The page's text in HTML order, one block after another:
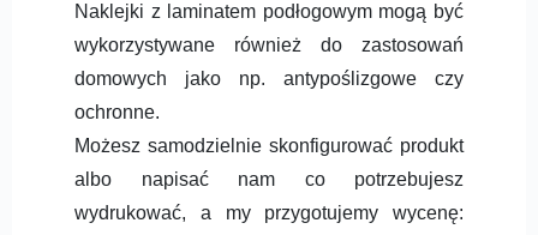
Naklejki z laminatem podłogowym mogą być
wykorzystywane również do zastosowań
domowych jako np. antypoślizgowe czy
ochronne.
Możesz samodzielnie skonfigurować produkt
albo napisać nam co potrzebujesz
wydrukować, a my przygotujemy wycenę: